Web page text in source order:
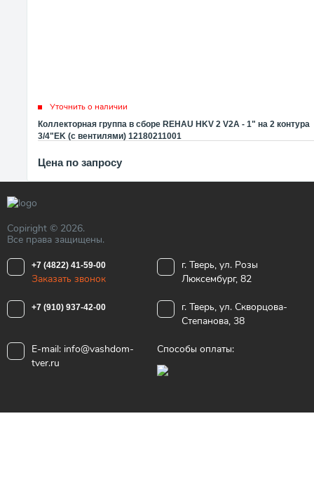
Уточнить о наличии
Коллекторная группа в сборе REHAU HKV 2 V2A - 1" на 2 контура
3/4"EK (с вентилями) 12180211001
Цена по запросу
Copiright © 2026.
Все права защищены.
+7 (4822) 41-59-00
Заказать звонок
г. Тверь, ул. Розы
Люксембург, 82
+7 (910) 937-42-00
г. Тверь, ул. Скворцова-
Степанова, 38
E-mail: info@vashdom-
tver.ru
Способы оплаты: